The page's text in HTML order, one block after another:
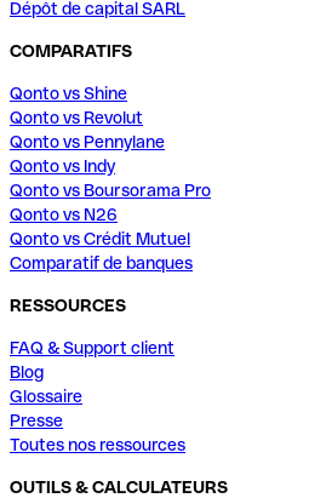
Dépôt de capital SARL
COMPARATIFS
Qonto vs Shine
Qonto vs Revolut
Qonto vs Pennylane
Qonto vs Indy
Qonto vs Boursorama Pro
Qonto vs N26
Qonto vs Crédit Mutuel
Comparatif de banques
RESSOURCES
FAQ & Support client
Blog
Glossaire
Presse
Toutes nos ressources
OUTILS & CALCULATEURS